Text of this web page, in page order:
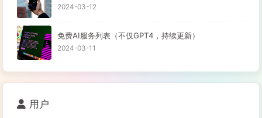
2024-03-12
免费AI服务列表（不仅GPT4，持续更新）
2024-03-11
用户